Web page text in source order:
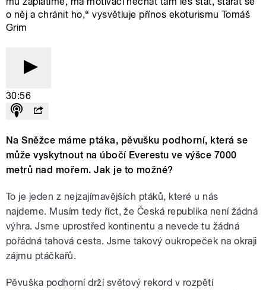
o něj a chránit ho,“ vysvětluje přínos ekoturismu Tomáš
Grim
30:56
Na Sněžce máme ptáka, pěvušku podhorní, která se
může vyskytnout na úbočí Everestu ve výšce 7000
metrů nad mořem. Jak je to možné?
To je jeden z nejzajímavějších ptáků, které u nás
najdeme. Musím tedy říct, že Česká republika není žádná
výhra. Jsme uprostřed kontinentu a nevede tu žádná
pořádná tahová cesta. Jsme takový oukropeček na okraji
zájmu ptáčkařů.
Pěvuška podhorní drží světový rekord v rozpětí